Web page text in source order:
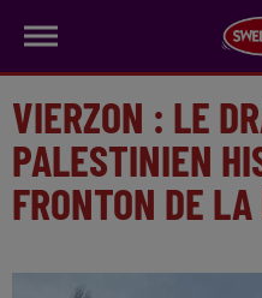
VIERZON : LE
PALESTINIEN
FRONTON DE